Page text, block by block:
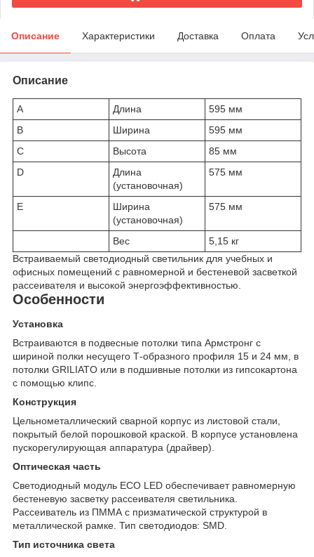
Описание Характеристики Доставка Оплата
Описание
A Длина
595 мм
B
Ширина
595 мм
C
Высота
85 мм
D
Длина
(установочная)
575 мм
E
Ширина
(установочная)
575 мм
Вес
5,15 кг
Встраиваемый светодиодный светильник для учебных и
офисных помещений с равномерной и бестеневой засветкой
рассеивателя и высокой энергоэффективностью.
Особенности
Установка
Встраиваются в подвесные потолки типа Армстронг с
шириной полки несущего Т-образного профиля 15 и 24 мм, в
потолки GRILIATO или в подшивные потолки из гипсокартона
с помощью клипс.
Конструкция
Цельнометаллический сварной корпус из листовой стали,
покрытый белой порошковой краской. В корпусе установлена
пускорегулирующая аппаратура (драйвер).
Оптическая часть
Светодиодный модуль ECO LED обеспечивает равномерную
бестеневую засветку рассеивателя светильника.
Рассеиватель из ПММА с призматической структурой в
металлической рамке. Тип светодиодов: SMD.
Тип источника света